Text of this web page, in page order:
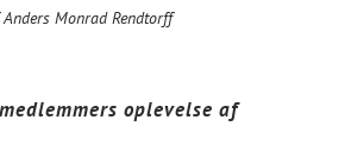
Monrad Rendtorff
oplevelse af